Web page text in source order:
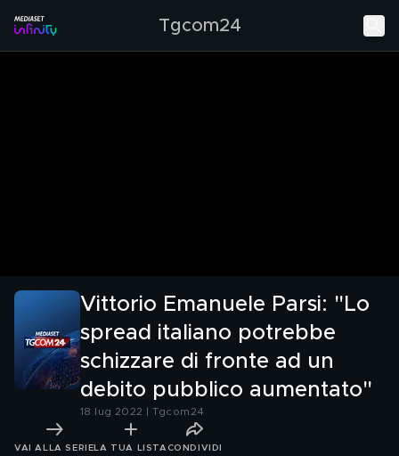
Tgcom24
Vittorio Emanuele Parsi: "Lo
spread italiano potrebbe
schizzare di fronte ad un
debito pubblico aumentato"
18 lug 2022 | Tgcom24
VAI ALLA SERIE LA TUA LISTA CONDIVIDI